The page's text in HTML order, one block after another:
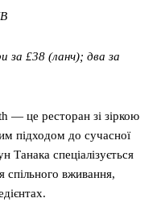
за £38 (ланч); два за
— це ресторан зі зіркою
підходом до сучасної
спеціалізується
спільного вживання,